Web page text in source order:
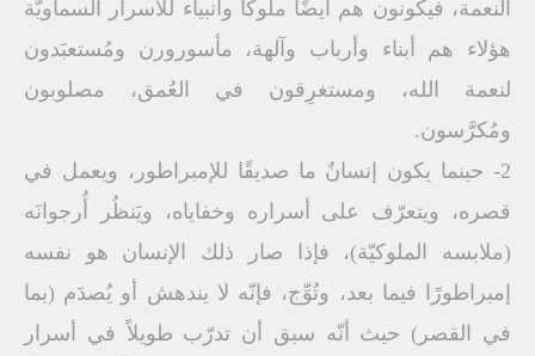
النعمة، فيكونون هم أيضًا ملوكًا وأنبياء للأسرار السماويّة
هؤلاء هم أبناء وأرباب وآلهة، مأسورورن ومُستعبَدون
لنعمة الله، ومستغرِقون في العُمق، مصلوبون
ومُكرَّسون.
2- حينما يكون إنسانٌ ما صديقًا للإمبراطور، ويعمل في
قصره، ويتعرّف على أسراره وخفاياه، ويَنظُر أُرجوانَه
(ملابسه الملوكيّة)، فإذا صار ذلك الإنسان هو نفسه
إمبراطورًا فيما بعد، وتُوِّج، فإنّه لا يندهش أو يُصدَم (بما
في القصر) حيث أنّه سبق أن تدرّب طويلاً في أسرار